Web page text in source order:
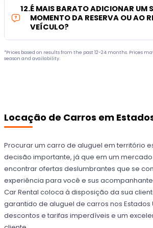
12.É MAIS BARATO ADICIONAR UM
MOMENTO DA RESERVA OU AO
VEÍCULO?
*Prices based on results from the past 12-24 months. Prices
season and availability.
Locação de Carros em
Procurar um carro de aluguel em território
decisão importante, já que em um
encontrar ofertas deslumbrantes que se
experiência para você e sus
Car Rental coloca à disposição da sua
garantido de aluguel de carros nos
descontos e tarifas imperdíveis e um